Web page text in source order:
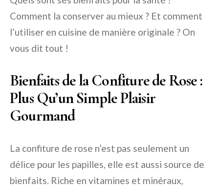
Comment la conserver au mieux ? Et comment
l’utiliser en cuisine de manière originale ? On
vous dit tout !
Bienfaits de la Confiture de Rose :
Plus Qu’un Simple Plaisir
Gourmand
La confiture de rose n’est pas seulement un
délice pour les papilles, elle est aussi source de
bienfaits. Riche en vitamines et minéraux,